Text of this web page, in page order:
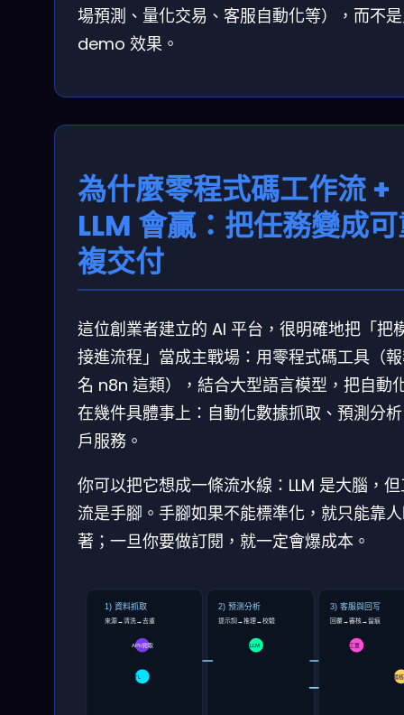
場預測、量化交易、客服自動化等），而不
demo 效果。
為什麼零程式碼工作流 +
LLM 會贏：把任務變成
複交付
這位創業者建立的 AI 平台，很明確地把「把
接進流程」當成主戰場：用零程式碼工具（
名 n8n 這類），結合大型語言模型，把自動
在幾件具體事上：自動化數據抓取、預測分
戶服務。
你可以把它想成一條流水線：LLM 是大腦，
流是手腳。手腳如果不能標準化，就只能靠
著；一旦你要做訂閱，就一定會爆成本。
1) 資料抓取
來源→清洗→去重
API/爬取
ETL
2) 预测分析
提示詞→推理→校驗
LLM
3) 客服與回写
回覆→審核→留痕
工單
稽核